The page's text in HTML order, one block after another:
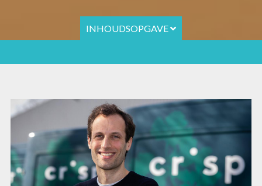
INHOUDSOPGAVE